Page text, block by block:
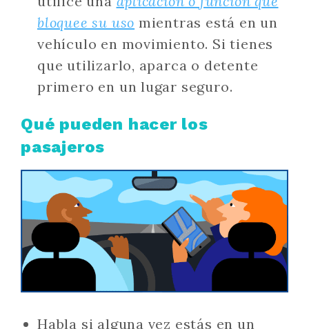
bloquee su uso mientras está en un
vehículo en movimiento. Si tienes
que utilizarlo, aparca o detente
primero en un lugar seguro.
Qué pueden hacer los
pasajeros
Habla si alguna vez estás en un